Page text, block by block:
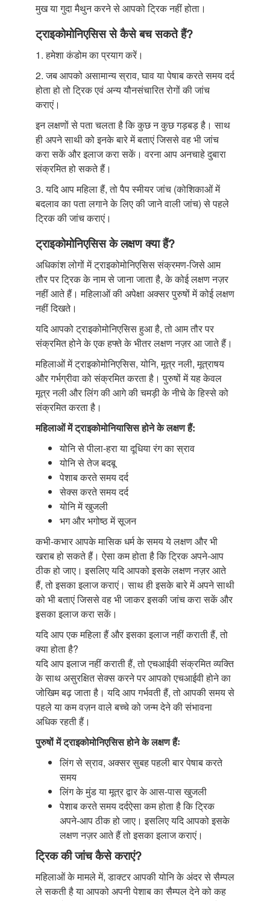
मुख या गुदा मैथुन करने से आपको ट्रिक नहीं होता।
ट्राइकोमोनिएसिस से कैसे बच सकते हैं?
1. हमेशा कंडोम का प्रयाग करें।
2. जब आपको असामान्य स्राव, घाव या पेषाब करते समय दर्द
होता हो तो ट्रिक एवं अन्य यौनसंचारित रोगों की जांच
कराएं।
इन लक्षणों से पता चलता है कि कुछ न कुछ गड़बड़ है। साथ
ही अपने साथी को इनके बारे में बताएं जिससे वह भी जांच
करा सकें और इलाज करा सकें। वरना आप अनचाहे दुबारा
संक्रमित हो सकते हैं।
3. यदि आप महिला हैं, तो पैप स्मीयर जांच (कोशिकाओं में
बदलाव का पता लगाने के लिए की जाने वाली जांच) से पहले
ट्रिक की जांच कराएं।
ट्राइकोमोनिएसिस के लक्षण क्या हैं?
अधिकांश लोगों में ट्राइकोमोनिएसिस संक्रमण-जिसे आम
तौर पर ट्रिक के नाम से जाना जाता है, के कोई लक्षण नज़र
नहीं आते हैं। महिलाओं की अपेक्षा अक्सर पुरुषों में कोई लक्षण
नहीं दिखते।
यदि आपको ट्राइकोमोनिएसिस हुआ है, तो आम तौर पर
संक्रमित होने के एक हफ्ते के भीतर लक्षण नज़र आ जाते हैं।
महिलाओं में ट्राइकोमोनिएसिस, योनि, मूत्र नली, मूत्राषय
और गर्भग्रीवा को संक्रमित करता है। पुरुषों में यह केवल
मूत्र नली और लिंग की आगे की चमड़ी के नीचे के हिस्से को
संक्रमित करता है।
महिलाओं में ट्राइकोमोनियासिस होने के लक्षण हैं:
योनि से पीला-हरा या दूधिया रंग का स्राव
योनि से तेज बदबू
पेशाब करते समय दर्द
सेक्स करते समय दर्द
योनि में खुजली
भग और भगोष्ठ में सूजन
कभी-कभार आपके मासिक धर्म के समय ये लक्षण और भी
खराब हो सकते हैं। ऐसा कम होता है कि ट्रिक अपने-आप
ठीक हो जाए। इसलिए यदि आपको इसके लक्षण नज़र आते
हैं, तो इसका इलाज कराएं। साथ ही इसके बारे में अपने साथी
को भी बताएं जिससे वह भी जाकर इसकी जांच करा सकें और
इसका इलाज करा सकें।
यदि आप एक महिला हैं और इसका इलाज नहीं कराती हैं, तो
क्या होता है?
यदि आप इलाज नहीं कराती हैं, तो एचआईवी संक्रमित व्यक्ति
के साथ असुरक्षित सेक्स करने पर आपको एचआईवी होने का
जोखिम बढ़ जाता है। यदि आप गर्भवती हैं, तो आपकी समय से
पहले या कम वज़न वाले बच्चे को जन्म देने की संभावना
अधिक रहती हैं।
पुरुषों में ट्राइकोमोनिएसिस होने के लक्षण हैंः
लिंग से स्राव, अक्सर सुबह पहली बार पेषाब करते
समय
लिंग के मुंड या मूत्र द्वार के आस-पास खुजली
पेशाब करते समय दर्दऐसा कम होता है कि ट्रिक
अपने-आप ठीक हो जाए। इसलिए यदि आपको इसके
लक्षण नज़र आते हैं तो इसका इलाज कराएं।
ट्रिक की जांच कैसे कराएं?
महिलाओं के मामले में, डाक्टर आपकी योनि के अंदर से सैम्पल
ले सकती है या आपको अपनी पेशाब का सैम्पल देने को कह